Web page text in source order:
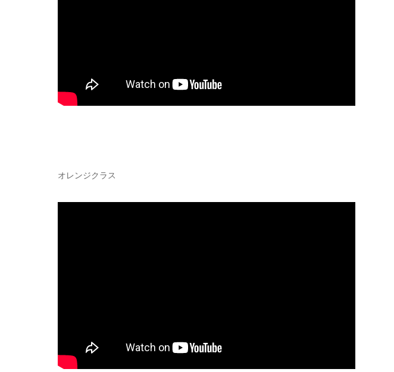
オレンジクラス